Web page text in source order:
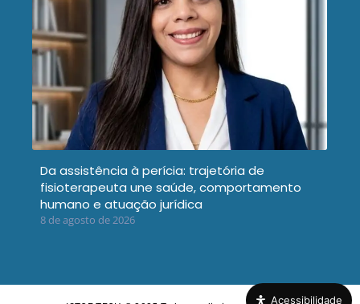
Da assistência à perícia: trajetória de
fisioterapeuta une saúde, comportamento
humano e atuação jurídica
8 de agosto de 2026
Acessibilidade